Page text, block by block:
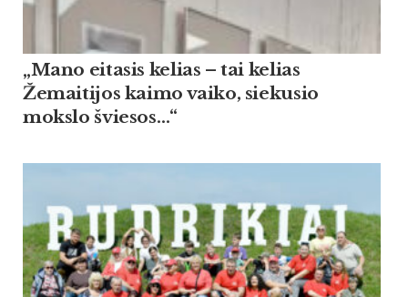
„Mano eitasis kelias – tai kelias
Žemaitijos kaimo vaiko, siekusio
mokslo šviesos…“